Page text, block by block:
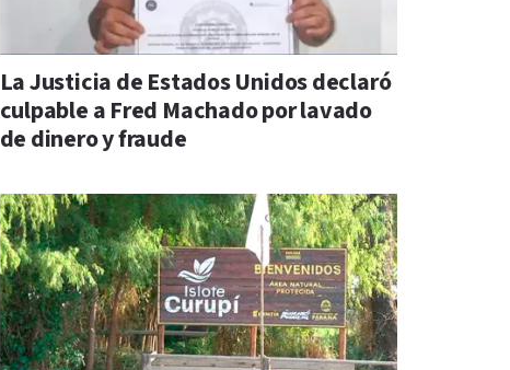
La Justicia de Estados Unidos declaró
culpable a Fred Machado por lavado
de dinero y fraude